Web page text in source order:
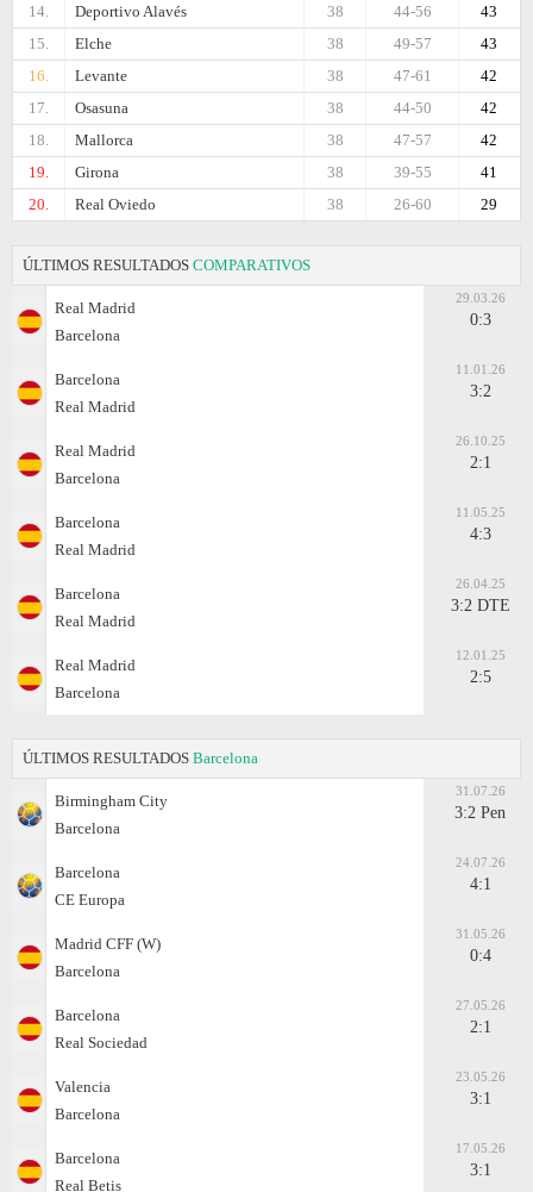
14.
Deportivo Alavés 43
44-56
38
15.
Elche 43
49-57
38
16.
Levante 42
47-61
38
17.
Osasuna 42
44-50
38
18.
Mallorca 42
47-57
38
19.
Girona 41
39-55
38
20.
Real Oviedo 29
26-60
38
ÚLTIMOS RESULTADOS COMPARATIVOS
Real Madrid
Barcelona
29.03.26
0:3
Barcelona
Real Madrid
11.01.26
3:2
Real Madrid
Barcelona
26.10.25
2:1
Barcelona
Real Madrid
11.05.25
4:3
Barcelona
Real Madrid
26.04.25
3:2 DTE
Real Madrid
Barcelona
12.01.25
2:5
ÚLTIMOS RESULTADOS Barcelona
Birmingham City
Barcelona
31.07.26
3:2 Pen
Barcelona
CE Europa
24.07.26
4:1
Madrid CFF (W)
Barcelona
31.05.26
0:4
Barcelona
Real Sociedad
27.05.26
2:1
Valencia
Barcelona
23.05.26
3:1
Barcelona
Real Betis
17.05.26
3:1